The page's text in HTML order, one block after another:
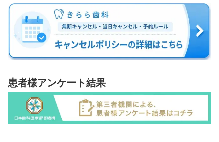
患者様アンケート結果